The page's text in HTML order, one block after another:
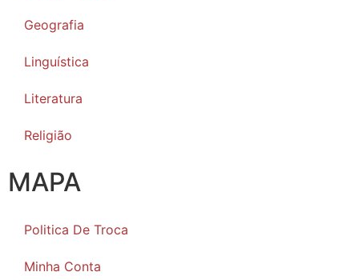
Geografia
Linguística
Literatura
Religião
MAPA
Politica De Troca
Minha Conta